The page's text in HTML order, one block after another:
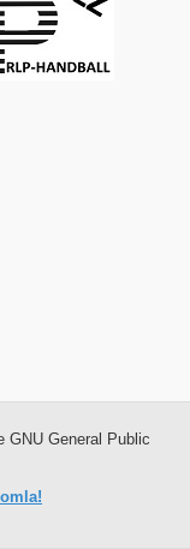
GNU General Public